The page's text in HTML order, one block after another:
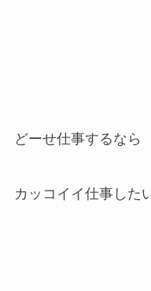
どーせ仕事するなら
カッコイイ仕事した